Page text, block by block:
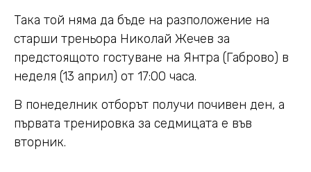
Така той няма да бъде на разположение на
старши треньора Николай Жечев за
предстоящото гостуване на Янтра (Габрово) в
неделя (13 април) от 17:00 часа.
В понеделник отборът получи почивен ден, а
първата тренировка за седмицата е във
вторник.